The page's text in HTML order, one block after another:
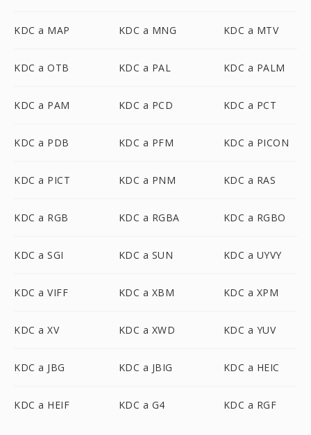
KDC a MAP KDC a MNG KDC a MTV
KDC a OTB KDC a PAL KDC a PALM
KDC a PAM KDC a PCD KDC a PCT
KDC a PDB KDC a PFM KDC a PICON
KDC a PICT KDC a PNM KDC a RAS
KDC a RGB KDC a RGBA KDC a RGBO
KDC a SGI KDC a SUN KDC a UYVY
KDC a VIFF KDC a XBM KDC a XPM
KDC a XV KDC a XWD KDC a YUV
KDC a JBG KDC a JBIG KDC a HEIC
KDC a HEIF KDC a G4 KDC a RGF